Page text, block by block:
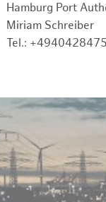
Hamburg Port
Miriam Schreiber
Tel.: